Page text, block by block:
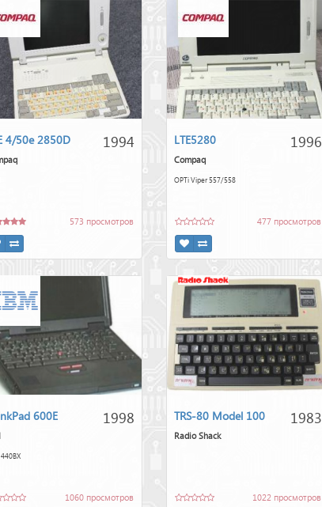
1994
4/50e 2850D
573 просмотров
1996
LTE5280
Compaq
OPTi Viper 557/558
477 просмотров
1998
600E
1060 просмотров
1983
TRS-80 Model 100
Radio Shack
1022 просмотров